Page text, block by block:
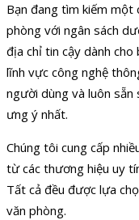
Bạn đang tìm kiếm một
phòng với ngân sách
địa chỉ tin cậy dành cho
lĩnh vực công nghệ
người dùng và luôn
ưng ý nhất.
Chúng tôi cung cấp
từ các thương hiệu uy
Tất cả đều được lựa
văn phòng.